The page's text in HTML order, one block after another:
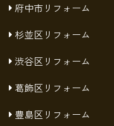
府中市リフォーム
杉並区リフォーム
渋谷区リフォーム
葛飾区リフォーム
豊島区リフォーム